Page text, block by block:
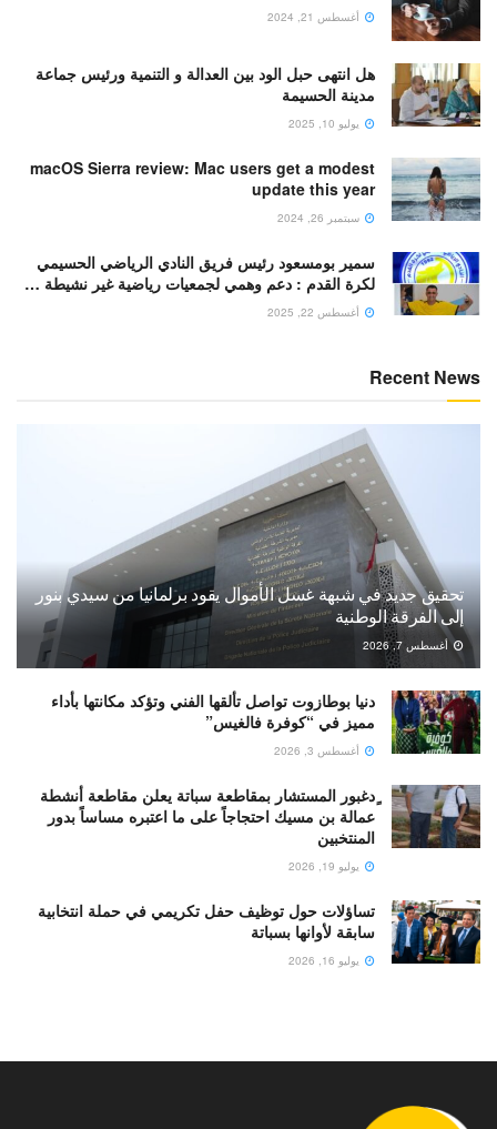
أغسطس 21, 2024
هل انتهى حبل الود بين العدالة و التنمية ورئيس جماعة
مدينة الحسيمة
يوليو 10, 2025
macOS Sierra review: Mac users get a modest
update this year
سبتمبر 26, 2024
سمير بومسعود رئيس فريق النادي الرياضي الحسيمي
لكرة القدم : دعم وهمي لجمعيات رياضية غير نشيطة …
أغسطس 22, 2025
Recent News
تحقيق جديد في شبهة غسل الأموال يقود برلمانيا من سيدي بنور
إلى الفرقة الوطنية
أغسطس 7, 2026
دنيا بوطازوت تواصل تألقها الفني وتؤكد مكانتها بأداء
مميز في “كوفرة فالغيس”
أغسطس 3, 2026
ٍدغبور المستشار بمقاطعة سباتة يعلن مقاطعة أنشطة
عمالة بن مسيك احتجاجاً على ما اعتبره مساساً بدور
المنتخبين
يوليو 19, 2026
تساؤلات حول توظيف حفل تكريمي في حملة انتخابية
سابقة لأوانها بسباتة
يوليو 16, 2026